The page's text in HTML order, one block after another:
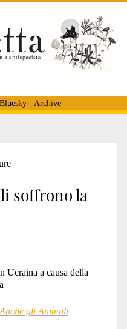
Bluesky- Archive
soffrono la
Anche gli Animali